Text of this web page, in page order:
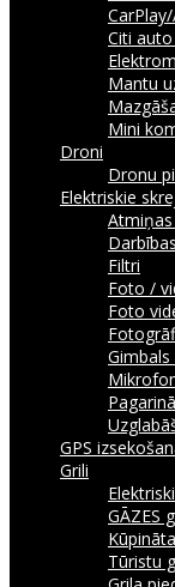
Citi
Mantu
Mini
Droni
Dronu
Elektriskie
Filtri
Foto /
Foto
GPS
Grili
GĀZES
Tūristu